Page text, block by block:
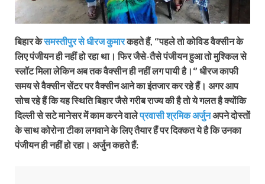
बिहार केसमस्तीपुर से धीरज कुमारकहते हैं, ‘’पहले तो कोविड वैक्सीन के
लिए पंजीयन ही नहीं हो रहा था। फिर जैसे-तैसे पंजीयन हुआ तो मुश्किल से
स्लॉट मिला लेकिन अब तक वैक्सीन ही नहीं लग पायी है।‘’ धीरज काफी
समय से वैक्सीन सेंटर पर वैक्सीन आने का इंतजार कर रहे हैं। अगर आप
सोच रहे हैं कि यह स्थिति बिहार जैसे गरीब राज्य की है तो ये गलत है क्योंकि
दिल्ली से सटे मानेसर में काम करने वालेप्रवासी श्रमिक अर्जुनअपने दोस्तों
के साथ कोरोना टीका लगवाने के लिए तैयार हैं पर दिक्कत ये है कि उनका
पंजीयन ही नहीं हो रहा। अर्जुन कहते हैं: